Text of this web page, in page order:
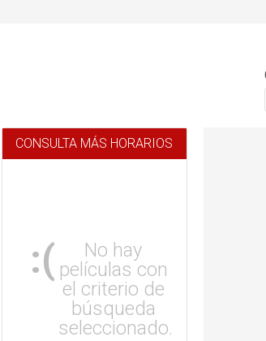
CONSULTA MÁS HORARIOS
:(
No hay
películas con
el criterio de
búsqueda
seleccionado.